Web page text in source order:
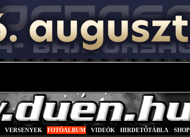
VERSENYEK FOTÓALBUM VIDEÓK HIRDETŐTÁBLA SHOP